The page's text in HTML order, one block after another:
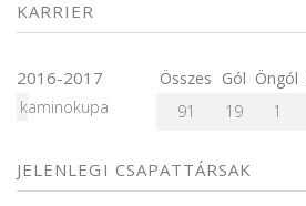
KARRIER
2016-2017 Összes Gól Öngól
kaminokupa
91 19 1
JELENLEGI CSAPATTÁRSAK